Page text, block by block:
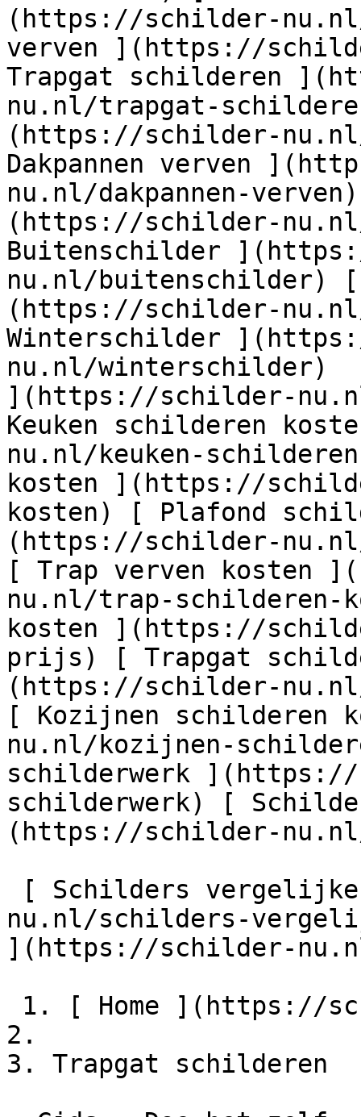
(https://schilder-
verven ](https://
Trapgat schilderen
nu.nl/trapgat-
(https://schilder-
Dakpannen verven
nu.nl/dakpannen-
(https://schilder-
Buitenschilder
nu.nl/buitenschilder)
(https://schilder-
Winterschilder
nu.nl/winterschilder)
](https://schilder-
Keuken schilderen
nu.nl/keuken-
kosten ](https://
kosten) [ Plafond
(https://schilder-
[ Trap verven kosten
nu.nl/trap-schilderen-
kosten ](https://
prijs) [ Trapgat
(https://schilder-
[ Kozijnen
nu.nl/kozijnen-
schilderwerk
schilderwerk) [
(https://schilder-nu.nl/
nu.nl/schilders-
](https://schilder-
2.
3. Trapgat schilderen